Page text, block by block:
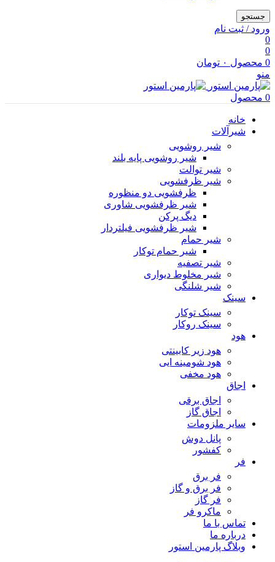
جستجو
ورود / ثبت نام
0
0
0 محصول ۰ تومان
منو
0 محصول
خانه
شیرآلات
شیر روشویی
شیر روشویی پایه بلند
شیر توالت
شیر ظرفشویی
ظرفشویی دو منظوره
شیر ظرفشویی شاوری
دیگ پرکن
شیر ظرفشویی فیلتردار
شیر حمام
شیر حمام توکار
شیر تصفیه
شیر مخلوط دیواری
شیر شلنگی
سینک
سینک توکار
سینک روکار
هود
هود زیر كابینتی
هود شومینه ایی
هود مخفى
اجاق
اجاق برقى
اجاق گاز
سایر ملزومات
پانل دوش
کفشور
فر
فر برق
فر برق و گاز
فر گاز
ماكرو فر
تماس با ما
درباره ما
وبلاگ پارمین استور